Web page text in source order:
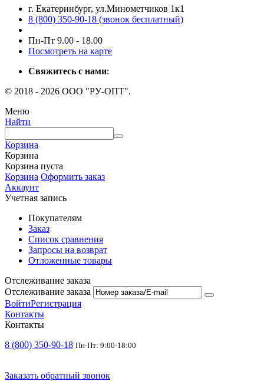
г. Екатеринбург, ул.Минометчиков 1к1
8 (800) 350-90-18 (звонок бесплатный)
Пн-Пт 9.00 - 18.00
Посмотреть на карте
Свяжитесь с нами:
© 2018 - 2026 ООО "РУ-ОПТ".
Меню
Найти
Корзина
Корзина
Корзина пуста
Корзина Оформить заказ
Аккаунт
Учетная запись
Покупателям
Заказ
Список сравнения
Запросы на возврат
Отложенные товары
Отслеживание заказа
Отслеживание заказа
ВойтиРегистрация
Контакты
Контакты
8 (800) 350-90-18 Пн-Пт: 9:00-18:00
Заказать обратный звонок